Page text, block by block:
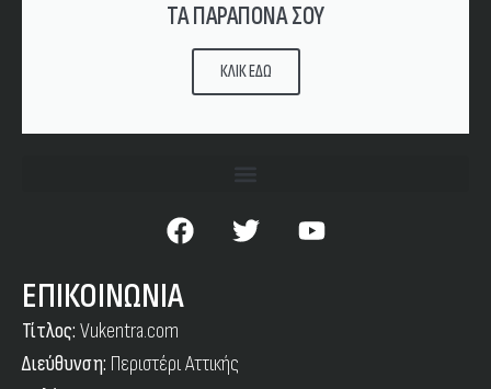
ΤΑ ΠΑΡΑΠΟΝΑ ΣΟΥ
ΚΛΙΚ ΕΔΩ
ΕΠΙΚΟΙΝΩΝΙΑ
Τίτλος: Vukentra.com
Διεύθυνση: Περιστέρι Αττικής